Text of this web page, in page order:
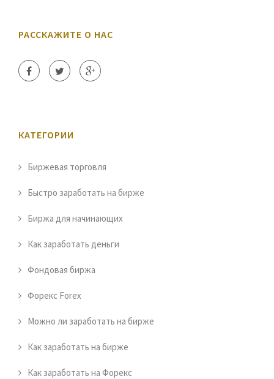
РАССКАЖИТЕ О НАС
КАТЕГОРИИ
Биржевая торговля
Быстро заработать на бирже
Биржа для начинающих
Как заработать деньги
Фондовая биржа
Форекс Forex
Можно ли заработать на бирже
Как заработать на бирже
Как заработать на Форекс